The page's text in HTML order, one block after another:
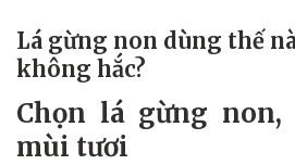
Lá gừng non dùng thế
không hắc?
Chọn lá gừng
mùi tươi